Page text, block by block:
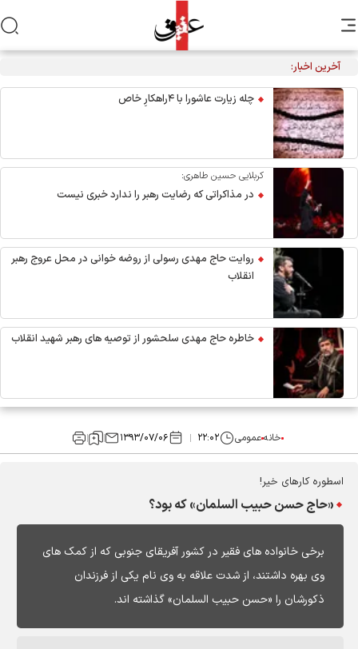
آخرین اخبار:
چله زیارت عاشورا با ۴راهکارِ خاص
کربلایی حسین طاهری:
در مذاکراتی که رضایت رهبر را ندارد خبری نیست
روایت حاج مهدی رسولی از روضه خوانی در محل عروج رهبر
انقلاب
خاطره حاج مهدی سلحشور از توصیه های رهبر شهید انقلاب
خانهعمومی ۲۲:۰۲ ۱۳۹۳/۰۷/۰۶
اسطوره کارهای خیر!
«حاج حسن حبیب السلمان» که بود؟
برخی خانواده های فقیر در کشور آفریقای جنوبی که از کمک های
وی بهره داشتند، از شدت علاقه به وی نام یکی از فرزندان
ذکورشان را «حسن حبيب السلمان» گذاشته اند.